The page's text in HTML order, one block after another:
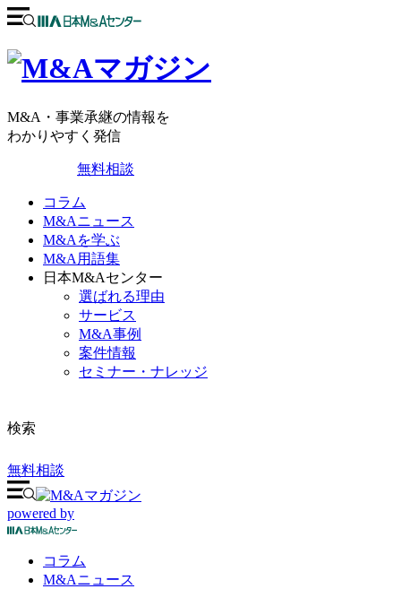
M&A・事業承継の情報を
わかりやすく発信
無料相談
コラム
M&Aニュース
M&Aを学ぶ
M&A用語集
日本M&Aセンター
選ばれる理由
サービス
M&A事例
案件情報
セミナー・ナレッジ
検索
無料相談
powered by
コラム
M&Aニュース